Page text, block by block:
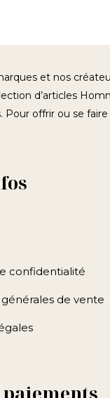
et nos
d’articles
Pour offrir ou se faire
confidentialité
de vente
paiements